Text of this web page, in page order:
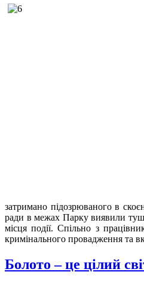
затримано підозрюваного в
ради в межах Парку виявили
місця події. Спільно з
кримінального провадження та
Болото – це цілий